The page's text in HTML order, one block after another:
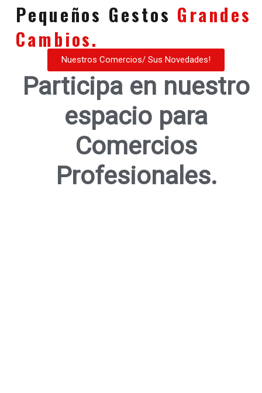
Pequeños Gestos Grandes
Cambios.
Nuestros Comercios/ Sus Novedades!
Participa en nuestro
espacio para
Comercios
Profesionales.